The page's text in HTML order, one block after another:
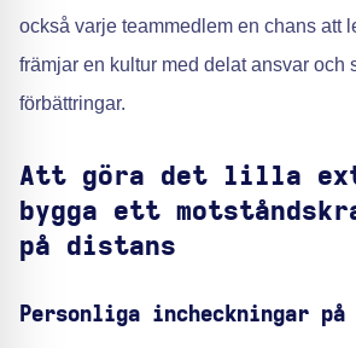
också varje teammedlem en chans att
främjar en kultur med delat ansvar och
förbättringar.
Att göra det lilla
bygga ett
på distans
Personliga incheckningar på